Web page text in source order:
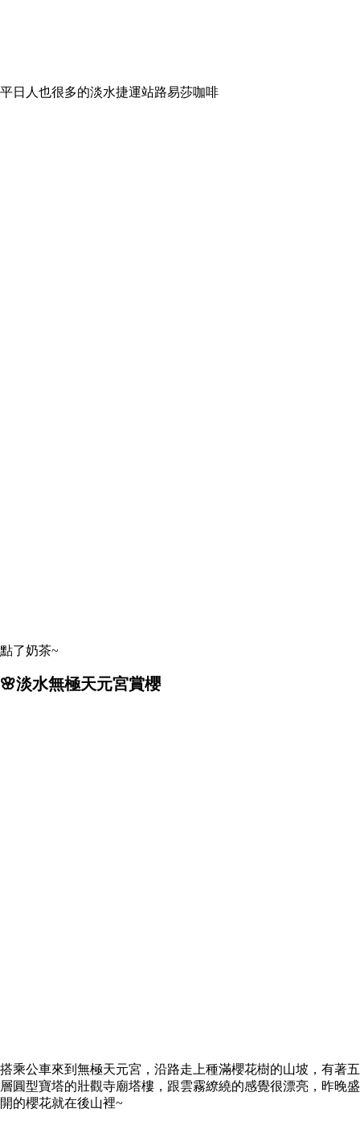
平日人也很多的淡水捷運站路易莎咖啡
點了奶茶~
🌸淡水無極天元宮賞櫻
搭乘公車來到無極天元宮，沿路走上種滿櫻花樹的山坡，有著五
層圓型寶塔的壯觀寺廟塔樓，跟雲霧繚繞的感覺很漂亮，昨晚盛
開的櫻花就在後山裡~